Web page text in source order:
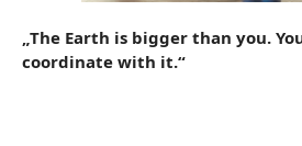
„The Earth is bigger than you.
coordinate with it.“